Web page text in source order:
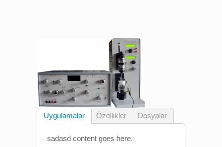
Uygulamalar Özellikler Dosyalar
sadasd content goes here.